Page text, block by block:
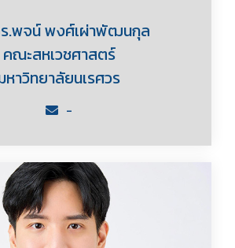
.พจน์ พงศ์เผ่าพัฒนกุล
คณะสหเวชศาสตร์
หาวิทยาลัยนเรศวร
-